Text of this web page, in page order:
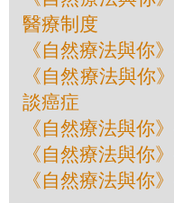
醫療制度
《自然療法與你
《自然療法與你
談癌症
《自然療法與你
《自然療法與你
《自然療法與你